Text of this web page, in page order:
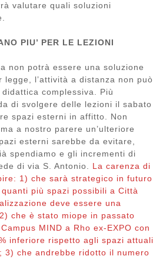
valutare quali soluzioni
PIU’ PER LE LEZIONI
non potrà essere una soluzione
legge, l’attività a distanza non può
complessiva. Più
di svolgere delle lezioni il sabato
spazi esterni in affitto. Non
a nostro parere un’ulteriore
esterni sarebbe da evitare,
spendiamo e gli incrementi di
di via S. Antonio. La carenza di
1) che sarà strategico in futuro
più spazi possibili a Città
deve essere una
che è stato miope in passato
MIND a Rho ex-EXPO con
inferiore rispetto agli spazi attuali
3) che andrebbe ridotto il numero